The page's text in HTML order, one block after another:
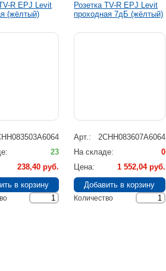
R EPJ Levit
(жёлтый)
23
238,40 руб.
Розетка TV-R EPJ Levit
проходная 7дБ (жёлтый)
Арт.
2CHH083607A6064
На складе
0
Цена
1 552,04 руб.
Количество